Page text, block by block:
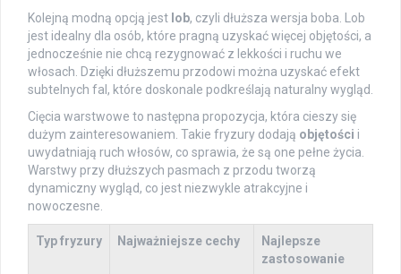
Kolejną modną opcją jest lob, czyli dłuższa wersja boba. Lob
jest idealny dla osób, które pragną uzyskać więcej objętości, a
jednocześnie nie chcą rezygnować z lekkości i ruchu we
włosach. Dzięki dłuższemu przodowi można uzyskać efekt
subtelnych fal, które doskonale podkreślają naturalny wygląd.
Cięcia warstwowe to następna propozycja, która cieszy się
dużym zainteresowaniem. Takie fryzury dodają objętości i
uwydatniają ruch włosów, co sprawia, że ​​są one pełne życia.
Warstwy przy dłuższych pasmach z przodu tworzą
dynamiczny wygląd, co jest niezwykle atrakcyjne i
nowoczesne.
Typ fryzury Najważniejsze cechy
Najlepsze
zastosowanie